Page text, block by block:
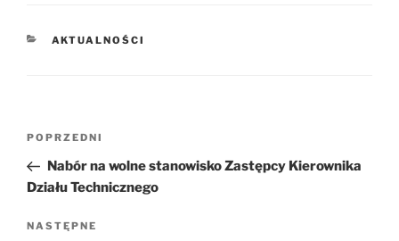
KATEGORIE
AKTUALNOŚCI
wpisu
Poprzedni
wpis
POPRZEDNI
Nabór na wolne stanowisko Zastępcy Kierownika
Działu Technicznego
Następny
NASTĘPNE